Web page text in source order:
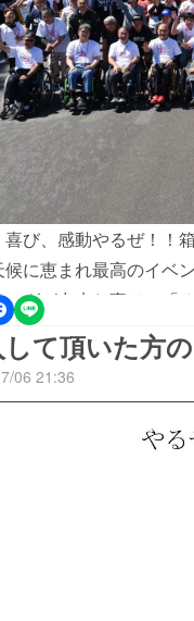
喜び、感動やるぜ！！
候に恵まれ最高のイベ
グが出来た事は、「
不可能と思っていた事
謝致します。スター
ターン後復路では、
にとっては特別日夢が
オートバイにしかでき
ますこれからも応援し
て頂いた方
06 21:36